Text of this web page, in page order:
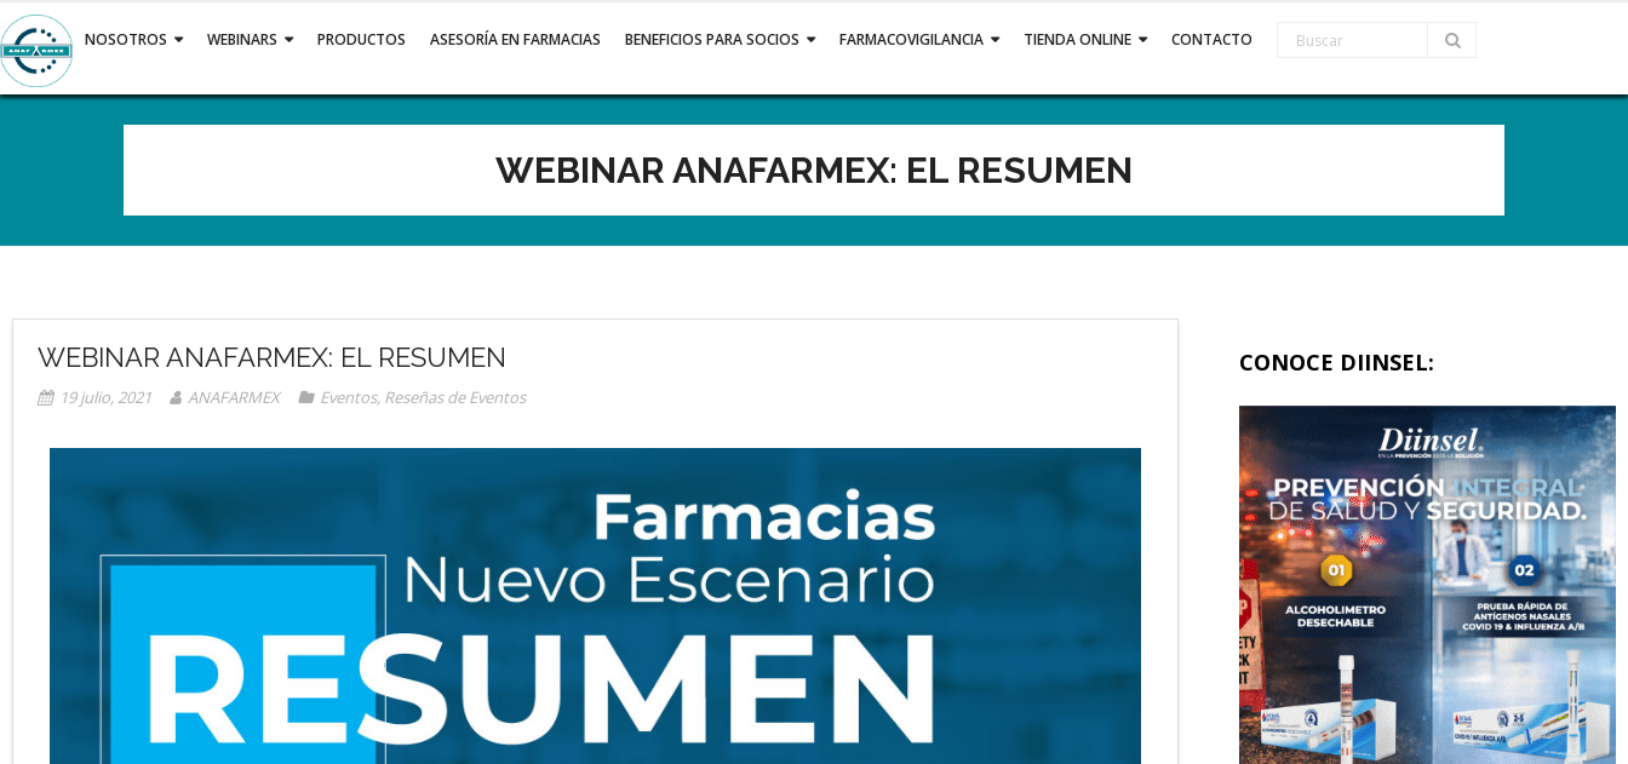
NOSOTROS WEBINARS PRODUCTOS ASESORÍA EN FARMACIAS BENEFICIOS PARA SOCIOS FARMACOVIGILANCIA TIENDA ONLINE CONTACTO
WEBINAR ANAFARMEX: EL RESUMEN
WEBINAR ANAFARMEX: EL RESUMEN
19 julio, 2021 ANAFARMEX Eventos, Reseñas de Eventos
CONOCE DIINSEL: